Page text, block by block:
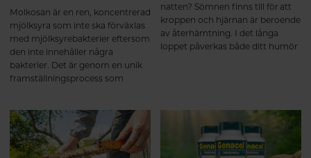
Molkosan är en ren, koncentrerad
mjölksyra som inte ska förväxlas
med mjölksyrebakterier eftersom
den inte innehåller några
bakterier. Det är genom en unik
framställningsprocess som
förekommer i en välfungerande
mage och tarm.
natten? Sömnen finns till för att
kroppen och hjärnan är beroende
av återhämtning. I det långa
loppet påverkas både ditt humör